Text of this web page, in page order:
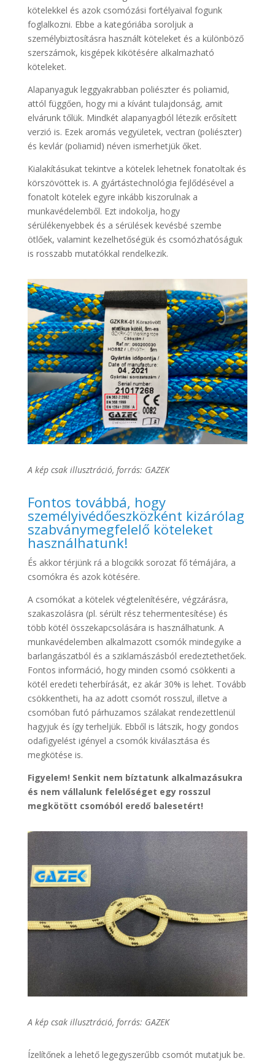
kötelekkel és azok csomózási fortélyaival fogunk
foglalkozni. Ebbe a kategóriába soroljuk a
személybiztosításra használt köteleket és a különböző
szerszámok, kisgépek kikötésére alkalmazható
köteleket.
Alapanyaguk leggyakrabban poliészter és poliamid,
attól függően, hogy mi a kívánt tulajdonság, amit
elvárunk tőlük. Mindkét alapanyagból létezik erősített
verzió is. Ezek aromás vegyületek, vectran (poliészter)
és kevlár (poliamid) néven ismerhetjük őket.
Kialakításukat tekintve a kötelek lehetnek fonatoltak és
körszövöttek is. A gyártástechnológia fejlődésével a
fonatolt kötelek egyre inkább kiszorulnak a
munkavédelemből. Ezt indokolja, hogy
sérülékenyebbek és a sérülések kevésbé szembe
ötlőek, valamint kezelhetőségük és csomózhatóságuk
is rosszabb mutatókkal rendelkezik.
A kép csak illusztráció, forrás: GAZEK
Fontos továbbá, hogy
személyivédőeszközként kizárólag
szabványmegfelelő köteleket
használhatunk!
És akkor térjünk rá a blogcikk sorozat fő témájára, a
csomókra és azok kötésére.
A csomókat a kötelek végtelenítésére, végzárásra,
szakaszolásra (pl. sérült rész tehermentesítése) és
több kötél összekapcsolására is használhatunk. A
munkavédelemben alkalmazott csomók mindegyike a
barlangászatból és a sziklamászásból eredeztethetőek.
Fontos információ, hogy minden csomó csökkenti a
kötél eredeti teherbírását, ez akár 30% is lehet. Tovább
csökkentheti, ha az adott csomót rosszul, illetve a
csomóban futó párhuzamos szálakat rendezettlenül
hagyjuk és így terheljük. Ebből is látszik, hogy gondos
odafigyelést igényel a csomók kiválasztása és
megkötése is.
Figyelem! Senkit nem bíztatunk alkalmazásukra
és nem vállalunk felelőséget egy rosszul
megkötött csomóból eredő balesetért!
A kép csak illusztráció, forrás: GAZEK
Ízelítőnek a lehető legegyszerűbb csomót mutatjuk be.